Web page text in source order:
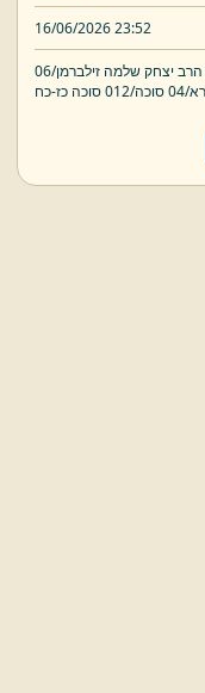
16/06/2026 23:52
06
04 סוכה/ 012 סוכה כז-